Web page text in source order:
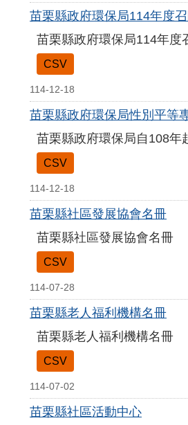
苗栗縣政府環保局114年度
苗栗縣政府環保局114年度
CSV
114-12-18
苗栗縣政府環保局性別平等
苗栗縣政府環保局自108年
CSV
114-12-18
苗栗縣社區發展協會名冊
苗栗縣社區發展協會名冊
CSV
114-07-28
苗栗縣老人福利機構名冊
苗栗縣老人福利機構名冊
CSV
114-07-02
苗栗縣社區活動中心